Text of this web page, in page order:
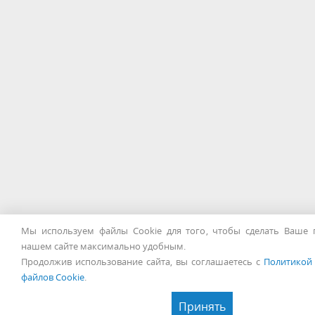
Мы используем файлы Cookie для того, чтобы сделать Ваше
нашем сайте максимально удобным.
Продолжив использование сайта, вы соглашаетесь с Политикой
файлов Cookie.
Принять